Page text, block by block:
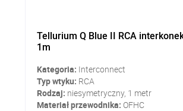
Tellurium Q Blue II RCA
1m
Kategoria: Interconnect
Typ wtyku: RCA
Rodzaj: niesymetryczny, 1 metr
Materiał przewodnika: OFHC